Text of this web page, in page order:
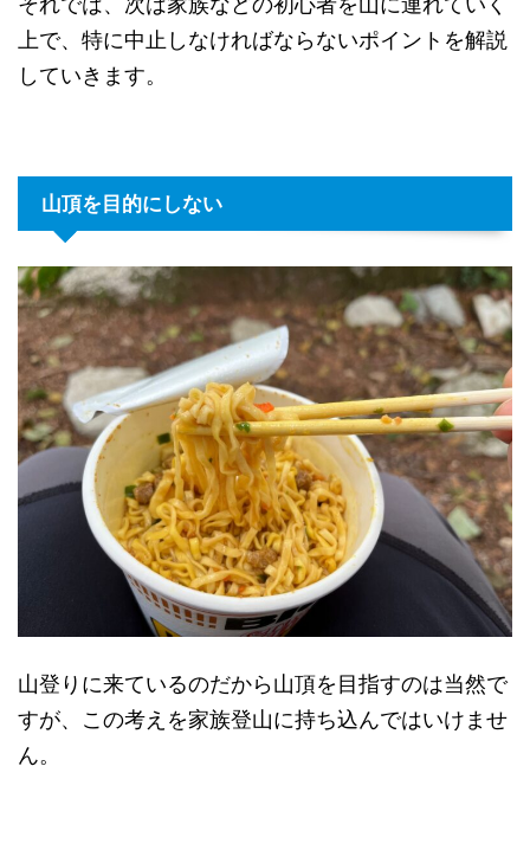
上で、特に中止しなければならないポイントを解説
していきます。
山頂を目的にしない
山登りに来ているのだから山頂を目指すのは当然で
すが、この考えを家族登山に持ち込んではいけませ
ん。